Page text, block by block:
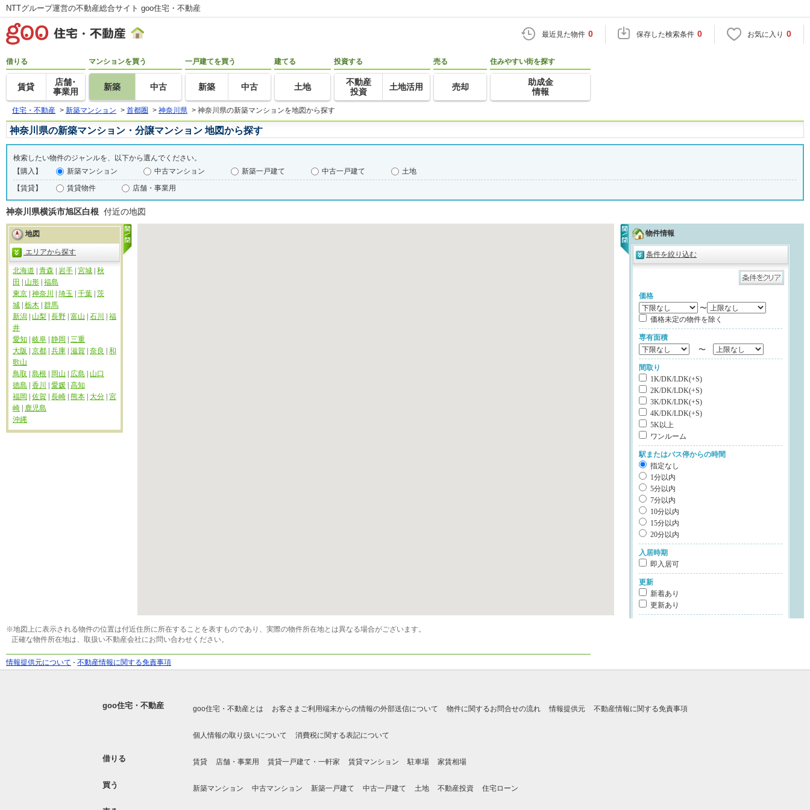
NTTグループ運営の不動産総合サイト goo住宅・不動産
最近見た物件 0 保存した検索条件 0 お気に入り 0
借りる
賃貸
店舗･
事業用
マンションを買う
新築 中古
一戸建てを買う
新築 中古
建てる
土地
投資する
不動産
投資
土地活用
売る
売却
住みやすい街を探す
助成金
情報
住宅・不動産 > 新築マンション > 首都圏 > 神奈川県 > 神奈川県の新築マンションを地図から探す
神奈川県の新築マンション・分譲マンション 地図から探す
検索したい物件のジャンルを、以下から選んでください。
【購入】
新築マンション 中古マンション 新築一戸建て 中古一戸建て
土地
【賃貸】
賃貸物件 店舗・事業用
神奈川県横浜市旭区白根 付近の地図
地図
エリアから探す
北海道 青森 岩手 宮城 秋
田
山形 福島
東京 神奈川 埼玉 千葉 茨
城 栃木 群馬
新潟
山梨 長野 富山 石川
福
井
愛知
岐阜 静岡
三重
大阪
京都 兵庫 滋賀 奈良
和
歌山
鳥取
島根 岡山 広島
山口
徳島
香川 愛媛 高知
福岡
佐賀 長崎 熊本 大分 宮
崎
鹿児島
沖縄
物件情報
条件を絞り込む
価格
〜
価格未定の物件を除く
専有面積
〜
間取り
1K/DK/LDK(+S)
2K/DK/LDK(+S)
3K/DK/LDK(+S)
4K/DK/LDK(+S)
5K以上
ワンルーム
駅またはバス停からの時間
指定なし
1分以内
5分以内
7分以内
10分以内
15分以内
20分以内
入居時期
即入居可
更新
新着あり
更新あり
100%駐車場
ゴミ出し24時間可
フロントサービス
※地図上に表示される物件の位置は付近住所に所在することを表すものであり、実際の物件所在地とは異なる場合がございます。
正確な物件所在地は、取扱い不動産会社にお問い合わせください。
情報提供元について - 不動産情報に関する免責事項
goo住宅・不動産 goo住宅・不動産とは お客さまご利用端末からの情報の外部送信について 物件に関するお問合せの流れ 情報提供元 不動産情報に関する免責事項
個人情報の取り扱いについて 消費税に関する表記について
借りる 賃貸 店舗・事業用 賃貸一戸建て・一軒家 賃貸マンション 駐車場 家賃相場
買う 新築マンション 中古マンション 新築一戸建て 中古一戸建て 土地 不動産投資 住宅ローン